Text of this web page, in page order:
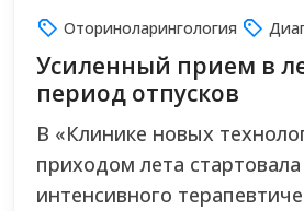
Оториноларингология
Усиленный прием в
период отпусков
В «Клинике новых
приходом лета
интенсивного